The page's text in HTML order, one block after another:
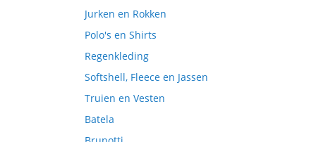
Jurken en Rokken
Polo's en Shirts
Regenkleding
Softshell, Fleece en Jassen
Truien en Vesten
Batela